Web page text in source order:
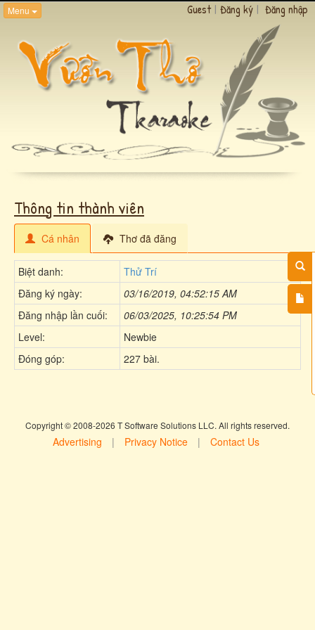
Menu Guest | Đăng ký | Đăng nhập
Thông tin thành viên
Cá nhân Thơ đã đăng
Biệt danh:
Thử Trí
Đăng ký ngày:
03/16/2019, 04:52:15 AM
Đăng nhập lần cuối:
06/03/2025, 10:25:54 PM
Level:
Newbie
Đóng góp:
227 bài.
Copyright © 2008-2026 T Software Solutions LLC. All rights reserved.
Advertising | Privacy Notice | Contact Us